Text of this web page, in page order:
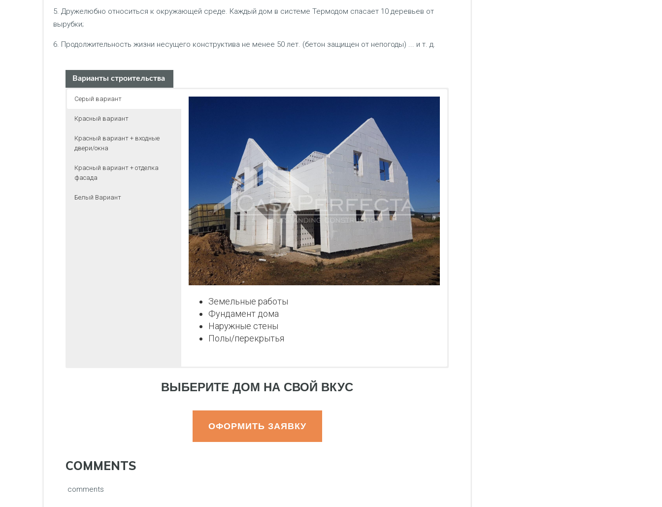
5. Дружелюбно относиться к окружающей среде. Каждый дом в системе Термодом спасает 10 деревьев от
вырубки;
6. Продолжительность жизни несущего конструктива не менее 50 лет. (бетон защищен от непогоды) ... и т. д.
Варианты строительства
Серый вариант
Красный вариант
Красный вариант + входные
двери/окна
Красный вариант + отделка
фасада
Белый Вариант
Земельные работы
Фундамент дома
Наружные стены
Полы/перекрытья
ВЫБЕРИТЕ ДОМ НА СВОЙ ВКУС
ОФОРМИТЬ ЗАЯВКУ
COMMENTS
comments